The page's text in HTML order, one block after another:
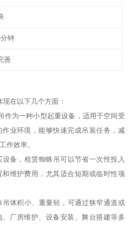
钟
善
在以下几个方面：
作为一种小型起重设备，适用于空间受
业环境，能够快速完成吊装任务，减
作效率。
备，租赁蜘蛛吊可以节省一次性投入
维护费用，尤其适合短期或临时性项
体积小、重量轻，可通过狭窄通道或
厂房维护、设备安装、舞台搭建等多